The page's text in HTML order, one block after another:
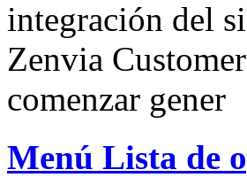
integración del
Zenvia
comenzar gener
Menú Lista de